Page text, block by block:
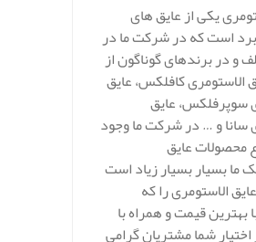
یکی از عایق های
است که در شرکت ما در
و در برندهای گوناگون از
الاستومری کافلکس، عایق
سوپرفلکس، عایق
سانا و … در شرکت ما وجود
محصولات عایق
ما بسیار بسیار زیاد است
الاستومری را که
بهترین قیمت و همراه با
شما مشتریان گرامی